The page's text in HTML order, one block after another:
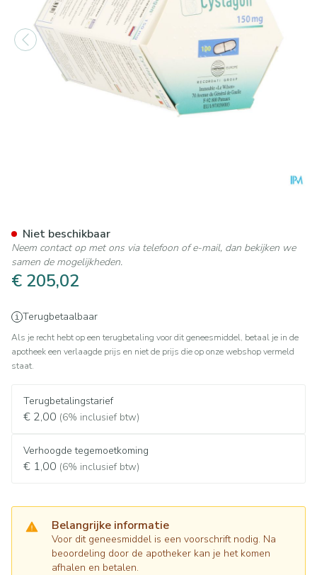
€ 205,02
Terugbetaalbaar
Als je recht hebt op een terugbetaling voor dit geneesmiddel, betaal je in de
apotheek een verlaagde prijs en niet de prijs die op onze webshop vermeld
staat.
Terugbetalingstarief
€ 2,00 (6% inclusief btw)
Verhoogde tegemoetkoming
€ 1,00 (6% inclusief btw)
Belangrijke informatie
Voor dit geneesmiddel is een voorschrift nodig. Na
beoordeling door de apotheker kan je het komen
afhalen en betalen.
Niet beschikbaar
Neem contact op met ons via telefoon of e-mail, dan bekijken we
samen de mogelijkheden.